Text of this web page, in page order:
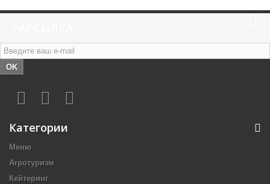
OK
Категории
Меню
Агротуризм
Кейтеринг